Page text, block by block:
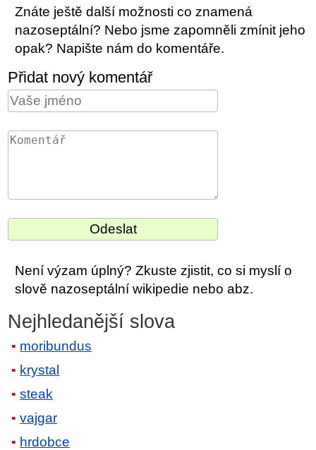
Znáte ještě další možnosti co znamená
nazoseptální? Nebo jsme zapomněli zmínit jeho
opak? Napište nám do komentáře.
Přidat nový komentář
Není výzam úplný? Zkuste zjistit, co si myslí o
slově nazoseptální wikipedie nebo abz.
Nejhledanější slova
moribundus
krystal
steak
vajgar
hrdobce